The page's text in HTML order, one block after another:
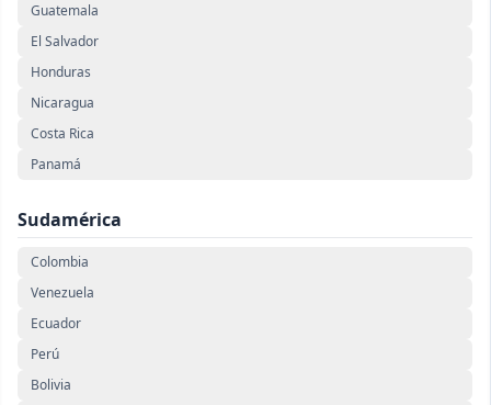
Guatemala
El Salvador
Honduras
Nicaragua
Costa Rica
Panamá
Sudamérica
Colombia
Venezuela
Ecuador
Perú
Bolivia